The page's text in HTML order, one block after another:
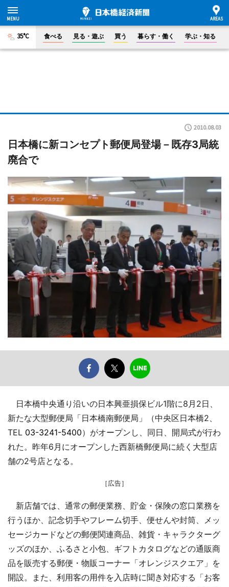
35°C 食べる 見る・遊ぶ 買う 暮らす・働く 学ぶ・知る
2010.08.03
日本橋に新コンセプト郵便局登場－既存3局統
廃合で
日本橋中央通り沿いの日本興亜損保ビル1階に8月2日、
新たな大型郵便局「日本橋南郵便局」（中央区日本橋2、
TEL 03-3241-5400）がオープンし、同日、開局式が行わ
れた。昨年6月にオープンした西新橋郵便局に続く大型店
舗の2号店となる。
［広告］
新店舗では、通常の郵便業務、貯金・保険の窓口業務を
行うほか、記念切手やフレーム切手、便せんや封筒、メッ
セージカードなどの郵便関連商品、雑貨・キャラクターグ
ッズのほか、ふるさと小包、ギフトカタログなどの通販商
品を販売する郵便・物販コーナー「オレンジスクエア」を
開設。また、利用客の用件を入店時に聞き対応する「お客